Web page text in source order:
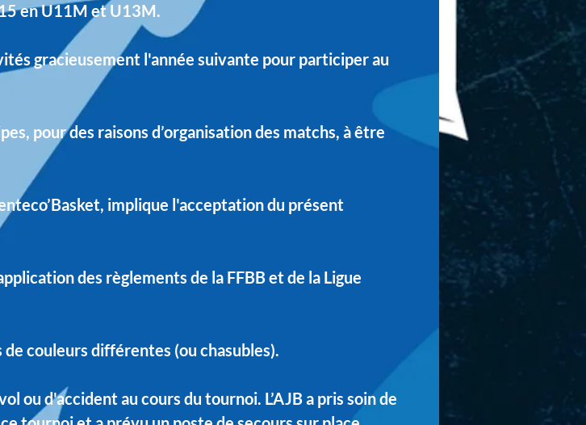
en U11M et U13M.
gracieusement l'année suivante pour participer au
pour des raisons d’organisation des matchs, à être
implique l'acceptation du présent
des règlements de la FFBB et de la Ligue
couleurs différentes (ou chasubles).
ou d'accident au cours du tournoi. L’AJB a pris soin de